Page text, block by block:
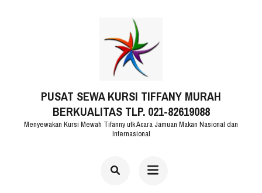
PUSAT SEWA KURSI TIFFANY MURAH
BERKUALITAS TLP. 021-82619088
Menyewakan Kursi Mewah Tifanny utk Acara Jamuan Makan Nasional dan
Internasional